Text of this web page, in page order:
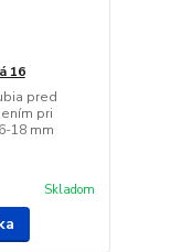
16
pred
pri
18 mm
Skladom